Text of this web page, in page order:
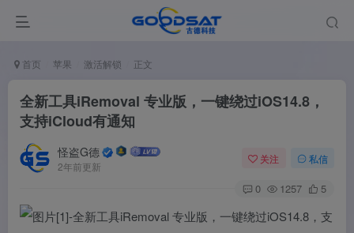
首页 苹果 激活解锁 正文
全新工具iRemoval 专业版，一键绕过iOS14.8，
支持iCloud有通知
怪盗G德
2年前更新
关注 私信
0 1257 5